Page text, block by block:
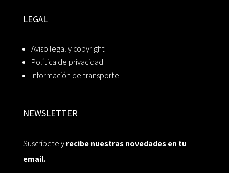
LEGAL
Aviso legal y copyright
Política de privacidad
Información de transporte
NEWSLETTER
Suscríbete yrecibe nuestras novedades en tu
email.